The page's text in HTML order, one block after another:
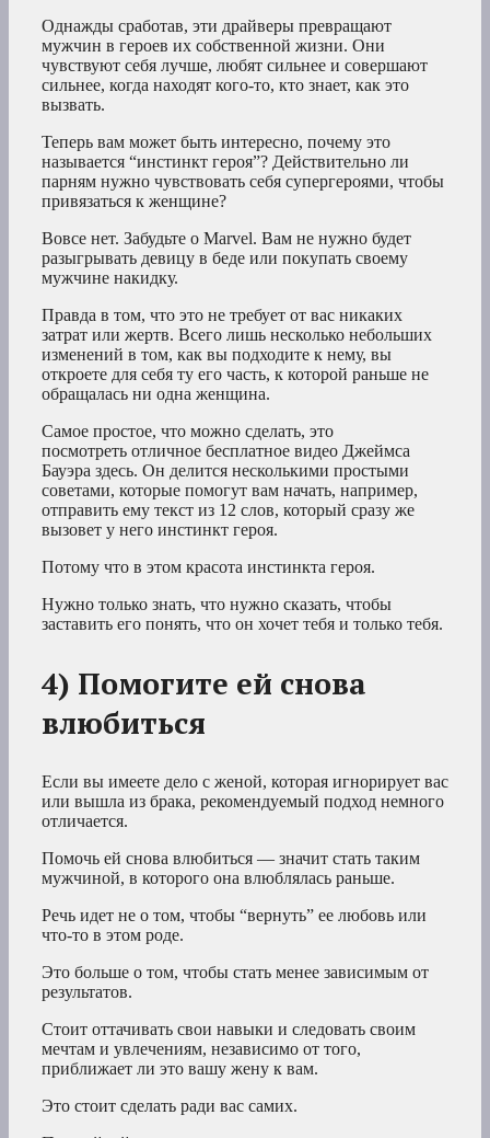
Однажды сработав, эти драйверы превращают
мужчин в героев их собственной жизни. Они
чувствуют себя лучше, любят сильнее и совершают
сильнее, когда находят кого-то, кто знает, как это
вызвать.
Теперь вам может быть интересно, почему это
называется “инстинкт героя”? Действительно ли
парням нужно чувствовать себя супергероями, чтобы
привязаться к женщине?
Вовсе нет. Забудьте о Marvel. Вам не нужно будет
разыгрывать девицу в беде или покупать своему
мужчине накидку.
Правда в том, что это не требует от вас никаких
затрат или жертв. Всего лишь несколько небольших
изменений в том, как вы подходите к нему, вы
откроете для себя ту его часть, к которой раньше не
обращалась ни одна женщина.
Самое простое, что можно сделать, это
посмотреть отличное бесплатное видео Джеймса
Бауэра здесь. Он делится несколькими простыми
советами, которые помогут вам начать, например,
отправить ему текст из 12 слов, который сразу же
вызовет у него инстинкт героя.
Потому что в этом красота инстинкта героя.
Нужно только знать, что нужно сказать, чтобы
заставить его понять, что он хочет тебя и только тебя.
4) Помогите ей снова
влюбиться
Если вы имеете дело с женой, которая игнорирует вас
или вышла из брака, рекомендуемый подход немного
отличается.
Помочь ей снова влюбиться — значит стать таким
мужчиной, в которого она влюблялась раньше.
Речь идет не о том, чтобы “вернуть” ее любовь или
что-то в этом роде.
Это больше о том, чтобы стать менее зависимым от
результатов.
Стоит оттачивать свои навыки и следовать своим
мечтам и увлечениям, независимо от того,
приближает ли это вашу жену к вам.
Это стоит сделать ради вас самих.